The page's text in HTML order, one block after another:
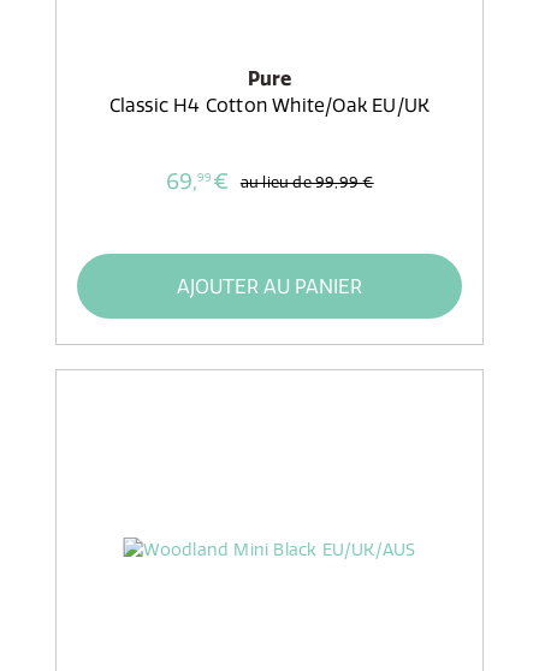
Pure
Classic H4 Cotton White/Oak EU/UK
69,99 € au lieu de99,99 €
AJOUTER AU PANIER